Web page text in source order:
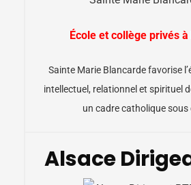
École et collège privés
Sainte Marie Blancarde favorise
intellectuel, relationnel et spirituel
un cadre catholique
Alsace